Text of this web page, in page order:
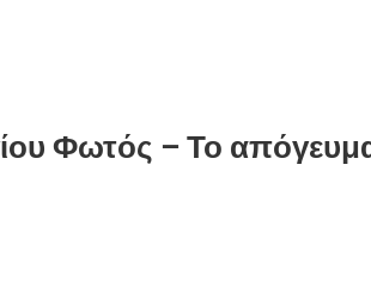
Φωτός – Το